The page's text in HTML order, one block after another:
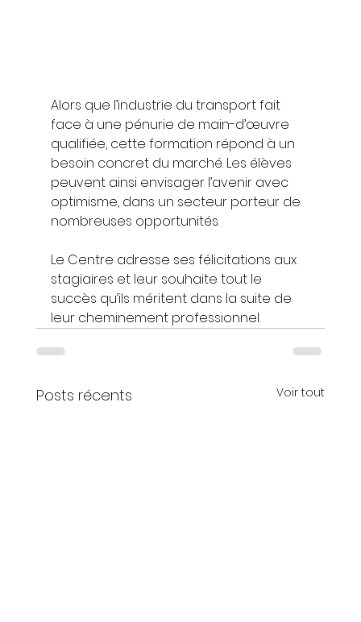
Alors que l’industrie du transport fait
face à une pénurie de main-d’œuvre
qualifiée, cette formation répond à un
besoin concret du marché. Les élèves
peuvent ainsi envisager l’avenir avec
optimisme, dans un secteur porteur de
nombreuses opportunités.
Le Centre adresse ses félicitations aux
stagiaires et leur souhaite tout le
succès qu’ils méritent dans la suite de
leur cheminement professionnel.
Posts récents Voir tout